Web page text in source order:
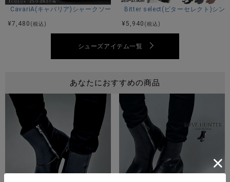
CavariA(キャバリア)シャークソールブラックコンビネーションモカシン
¥7,480 (税込)
Bitter select(ビターセレクト)シン
¥ 5,940 (税込)
シューズアイテム一覧
あなたにおすすめの商品